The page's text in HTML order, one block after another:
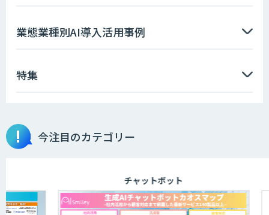
業態業種別AI導入活用事例
特集
今注目のカテゴリー
チャットボット